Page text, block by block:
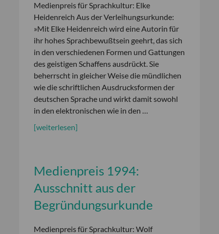
Medienpreis für Sprachkultur: Elke
Heidenreich Aus der Verleihungsurkunde:
»Mit Elke Heidenreich wird eine Autorin für
ihr hohes Sprachbewußtsein geehrt, das sich
in den verschiedenen Formen und Gattungen
des geistigen Schaffens ausdrückt. Sie
beherrscht in gleicher Weise die mündlichen
wie die schriftlichen Ausdrucksformen der
deutschen Sprache und wirkt damit sowohl
in den elektronischen wie in den …
[weiterlesen]
Medienpreis 1994:
Ausschnitt aus der
Begründungsurkunde
Medienpreis für Sprachkultur: Wolf